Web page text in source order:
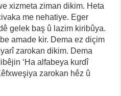
xizmeta ziman dikim. Heta
me nehatiye. Eger
gelek baş û lazim kiribûya.
amade kir. Dema ez diçim
zarokan dikim. Dema
‘Ha alfabeya kurdî
zarokan hêz û